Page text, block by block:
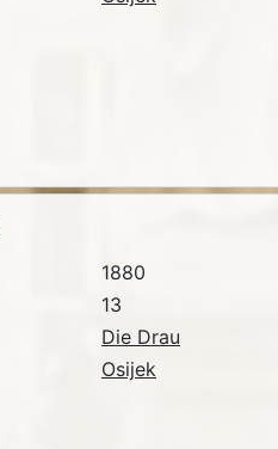
1880
13
Die Drau
Osijek